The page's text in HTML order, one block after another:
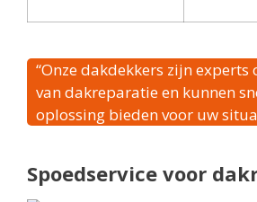
“Onze dakdekkers zijn experts
van dakreparatie en kunnen
oplossing bieden voor uw
Spoedservice voor